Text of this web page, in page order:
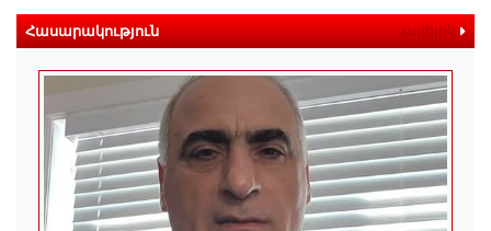
Հասարակություն ավելին